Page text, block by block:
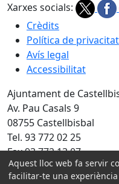
Xarxes socials:
Crèdits
Política de privacitat
Avís legal
Accessibilitat
Ajuntament de
Av. Pau Casals 9
08755 Castellbisbal
Tel. 93 772 02 25
Fax 93 772 13 07
Amb la col·laboració de:
Aquest lloc web fa servir
facilitar-te una